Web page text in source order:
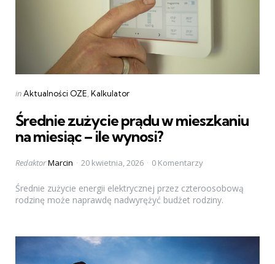
Categories
Posted
inAktualności OZE Kalkulator
Średnie zużycie prądu w mieszkaniu
na miesiąc – ile wynosi?
Posted
RedaktorMarcin 20 kwietnia, 2026 0 Komentarzy
Średnie zużycie energii elektrycznej przez czteroosobową
rodzinę może naprawdę nadwyrężyć budżet rodziny.